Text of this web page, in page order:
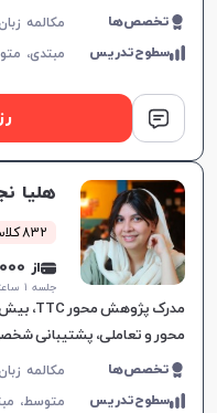
بالایی می‌دهد.
تخصص‌ها
سطوح‌تدریس مبتدی،
هلیا
832 کلاس موفق
از 370,000 تومان
جلسه ۱ ساعتی
محور و تعاملی، پشتیبانی
مهارت‌های زبان انگلیسی.
تخصص‌ها
سطوح‌تدریس متوسط،